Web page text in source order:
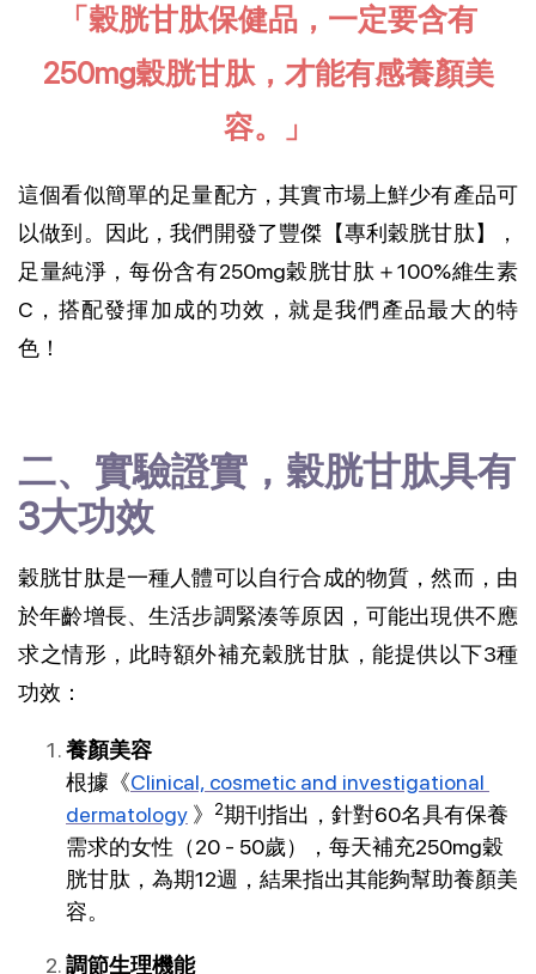
「穀胱甘肽保健品，一定要含有
250mg穀胱甘肽，才能有感養顏美
容。」
這個看似簡單的足量配方，其實市場上鮮少有產品可
以做到。因此，我們開發了豐傑【專利穀胱甘肽】，
足量純淨，每份含有250mg穀胱甘肽＋100%維生素
C，搭配發揮加成的功效，就是我們產品最大的特
色！
二、實驗證實，穀胱甘肽具有
3大功效
穀胱甘肽是一種人體可以自行合成的物質，然而，由
於年齡增長、生活步調緊湊等原因，可能出現供不應
求之情形，此時額外補充穀胱甘肽，能提供以下3種
功效：
養顏美容
根據《Clinical, cosmetic and investigational
dermatology 》 2期刊指出，針對60名具有保養
需求的女性（20 - 50歲），每天補充250mg穀
胱甘肽，為期12週，結果指出其能夠幫助養顏美
容。
調節生理機能